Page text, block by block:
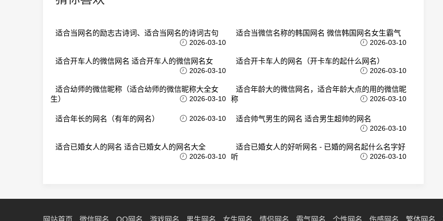
适合当网名的励志古诗词、适合当网名的诗词古句
2026-03-10
适合当微信名称的韩国网名 微信韩国网名女生霸气
2026-03-10
适合开车人的微信网名 适合开车人的微信网名女
2026-03-10
适合开卡车人的网名（开卡车的起什么网名）
2026-03-10
适合幼师的微信昵称（适合幼师的微信昵称大全女
生）
2026-03-10
适合年龄大的微信网名，适合年龄大点的用的微信昵
称
2026-03-10
适合年长的网名（有年的网名） 2026-03-10 适合帅气男生的网名 适合男生超帅的网名
2026-03-10
适合已婚女人的网名 适合已婚女人的网名大全
2026-03-10
适合已婚女人的好听网名 - 已婚的网名起什么名字好
听
2026-03-10
网站首页 微信网名 QQ网名 游戏网名 男生网名 女生网名 情侣网名 霸气网名 个性网名 伤感网名 繁体网名